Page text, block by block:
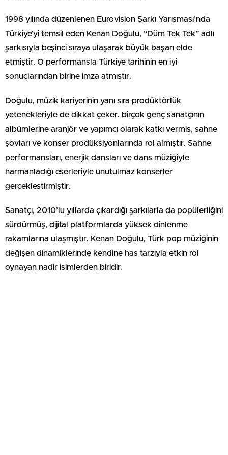
1998 yılında düzenlenen Eurovision Şarkı Yarışması’nda
Türkiye’yi temsil eden Kenan Doğulu, “Düm Tek Tek” adlı
şarkısıyla beşinci sıraya ulaşarak büyük başarı elde
etmiştir. O performansla Türkiye tarihinin en iyi
sonuçlarından birine imza atmıştır.
Doğulu, müzik kariyerinin yanı sıra prodüktörlük
yetenekleriyle de dikkat çeker. birçok genç sanatçının
albümlerine aranjör ve yapımcı olarak katkı vermiş, sahne
şovları ve konser prodüksiyonlarında rol almıştır. Sahne
performansları, enerjik dansları ve dans müziğiyle
harmanladığı eserleriyle unutulmaz konserler
gerçekleştirmiştir.
Sanatçı, 2010’lu yıllarda çıkardığı şarkılarla da popülerliğini
sürdürmüş, dijital platformlarda yüksek dinlenme
rakamlarına ulaşmıştır. Kenan Doğulu, Türk pop müziğinin
değişen dinamiklerinde kendine has tarzıyla etkin rol
oynayan nadir isimlerden biridir.